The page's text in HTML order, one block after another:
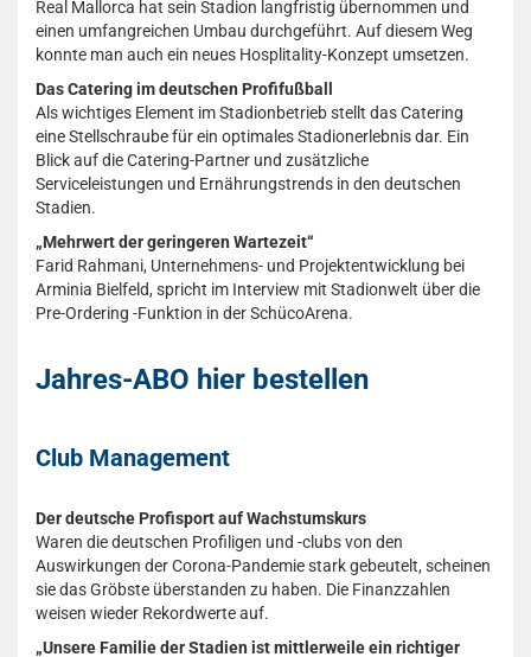
Real Mallorca hat sein Stadion langfristig übernommen und
einen umfangreichen Umbau durchgeführt. Auf diesem Weg
konnte man auch ein neues Hosplitality-Konzept umsetzen.
Das Catering im deutschen Profifußball
Als wichtiges Element im Stadionbetrieb stellt das Catering
eine Stellschraube für ein optimales Stadionerlebnis dar. Ein
Blick auf die Catering-Partner und zusätzliche
Serviceleistungen und Ernährungstrends in den deutschen
Stadien.
„Mehrwert der geringeren Wartezeit“
Farid Rahmani, Unternehmens- und Projektentwicklung bei
Arminia Bielfeld, spricht im Interview mit Stadionwelt über die
Pre-Ordering -Funktion in der SchücoArena.
Jahres-ABO hier bestellen
Club Management
Der deutsche Profisport auf Wachstumskurs
Waren die deutschen Profiligen und -clubs von den
Auswirkungen der Corona-Pandemie stark gebeutelt, scheinen
sie das Gröbste überstanden zu haben. Die Finanzzahlen
weisen wieder Rekordwerte auf.
„Unsere Familie der Stadien ist mittlerweile ein richtiger